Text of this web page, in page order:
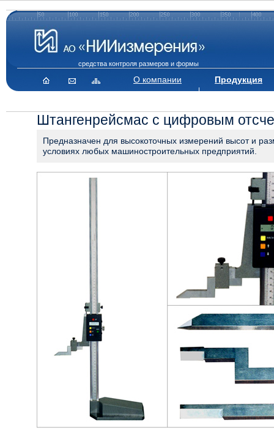
средства контроля размеров и формы
О компании Продукция
Штангенрейсмас с цифровым
Предназначен для высокоточных измерений высот и
условиях любых машиностроительных предприятий.